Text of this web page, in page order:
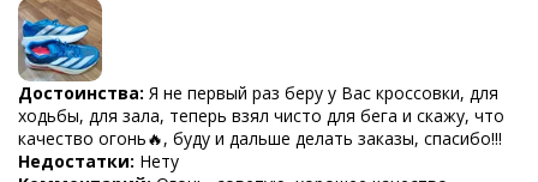
Достоинства: Я не первый раз беру у Вас кроссовки, для
ходьбы, для зала, теперь взял чисто для бега и скажу, что
качество огонь🔥, буду и дальше делать заказы, спасибо!!!
Недостатки: Нету